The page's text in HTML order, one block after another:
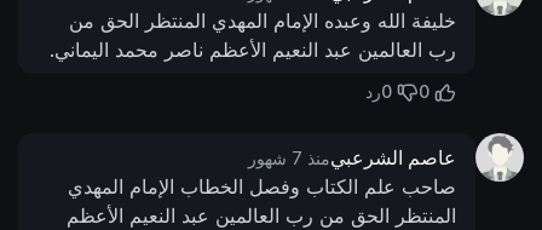
خليفة الله وعبده الإمام المهدي المنتظر الحق من
رب العالمين عبد النعيم الأعظم ناصر محمد اليماني.
0
0رد
عاصم الشرعبيمنذ 7 شهور
صاحب علم الكتاب وفصل الخطاب الإمام المهدي
المنتظر الحق من رب العالمين عبد النعيم الأعظم